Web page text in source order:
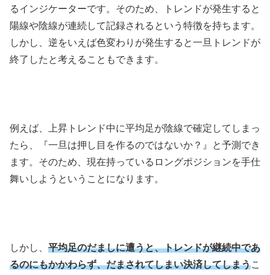
るインジケーターです。そのため、トレンドが発生すると
陽線や陰線が連続して記録されるという特徴を持ちます。
しかし、逆をいえば色変わりが発生すると一旦トレンドが
終了したと考えることもできます。
例えば、上昇トレンド中に平均足が陰線で確定してしまっ
たら、『一旦は押し目を作るのではないか？』と予測でき
ます。そのため、現在持っているロングポジションを手仕
舞いしようということになります。
しかし、 平均足のだましに遭うと、トレンドが継続中であ
るのにもかかわらず、だまされてしまい決済してしまうこ